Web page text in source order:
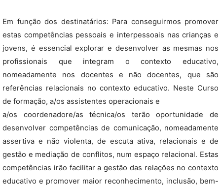
Em função dos destinatários: Para conseguirmos promover
estas competências pessoais e interpessoais nas crianças e
jovens, é essencial explorar e desenvolver as mesmas nos
profissionais que integram o contexto educativo,
nomeadamente nos docentes e não docentes, que são
referências relacionais no contexto educativo. Neste Curso
de formação, a/os assistentes operacionais e
a/os coordenadore/as técnica/os terão oportunidade de
desenvolver competências de comunicação, nomeadamente
assertiva e não violenta, de escuta ativa, relacionais e de
gestão e mediação de conflitos, num espaço relacional. Estas
competências irão facilitar a gestão das relações no contexto
educativo e promover maior reconhecimento, inclusão, bem-